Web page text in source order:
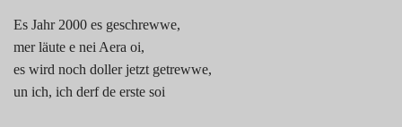
1960
1970
Es Jahr 2000 es geschrewwe,
mer läute e nei Aera oi,
es wird noch doller jetzt getrewwe,
un ich, ich derf de erste soi